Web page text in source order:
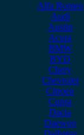
Alfa Romeo
Audi
Austin
Acura
BMW
BYD
Chery
Chevrolet
Citroen
Cupra
Dacia
Daewoo